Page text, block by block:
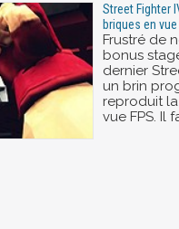
Street Fighter
briques en vue
Frustré de
bonus
dernier
un brin
reproduit
vue FPS. Il